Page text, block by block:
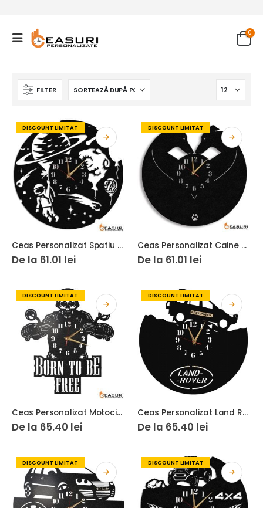
0
FILTER
DISCOUNT LIMITAT
Ceas Personalizat Spatiu Cosmic Astronaut 01
De la 61.01 lei
DISCOUNT LIMITAT
Ceas Personalizat Caine Ogari
De la 61.01 lei
DISCOUNT LIMITAT
Ceas Personalizat Motociclist Schelet
De la 65.40 lei
DISCOUNT LIMITAT
Ceas Personalizat Land Rover Freelander
De la 65.40 lei
DISCOUNT LIMITAT DISCOUNT LIMITAT